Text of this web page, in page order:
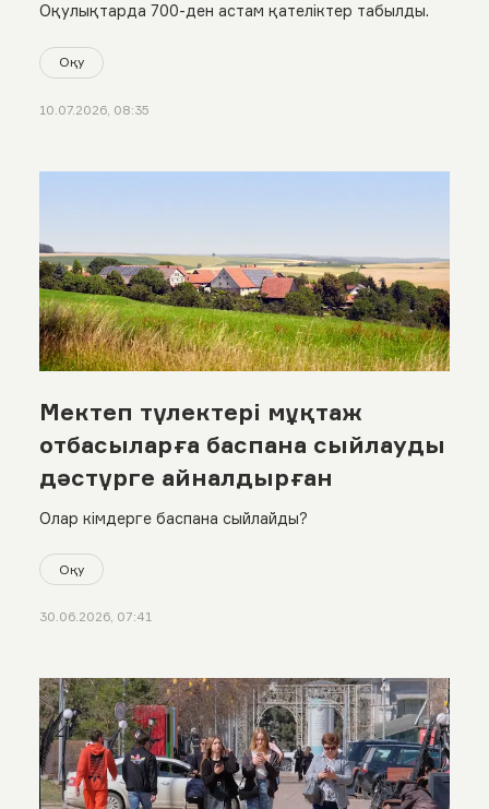
Оқулықтарда 700-ден астам қателіктер табылды.
Оқу
10.07.2026, 08:35
Мектеп түлектері мұқтаж
отбасыларға баспана сыйлауды
дәстүрге айналдырған
Олар кімдерге баспана сыйлайды?
Оқу
30.06.2026, 07:41